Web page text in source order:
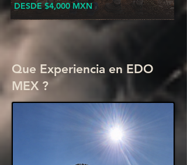
DESDE $4,000 MXN
Que Experiencia en EDO
MEX ?